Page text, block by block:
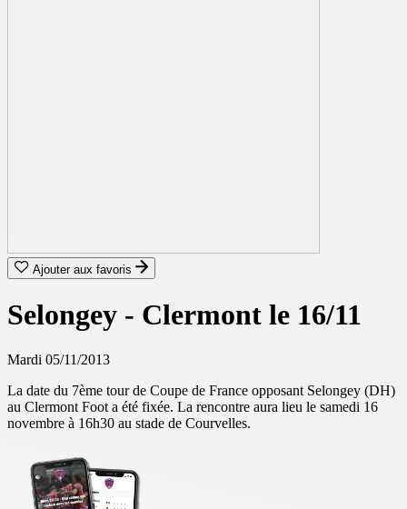
Ajouter aux favoris
Selongey - Clermont le 16/11
Mardi 05/11/2013
La date du 7ème tour de Coupe de France opposant Selongey (DH)
au Clermont Foot a été fixée. La rencontre aura lieu le samedi 16
novembre à 16h30 au stade de Courvelles.